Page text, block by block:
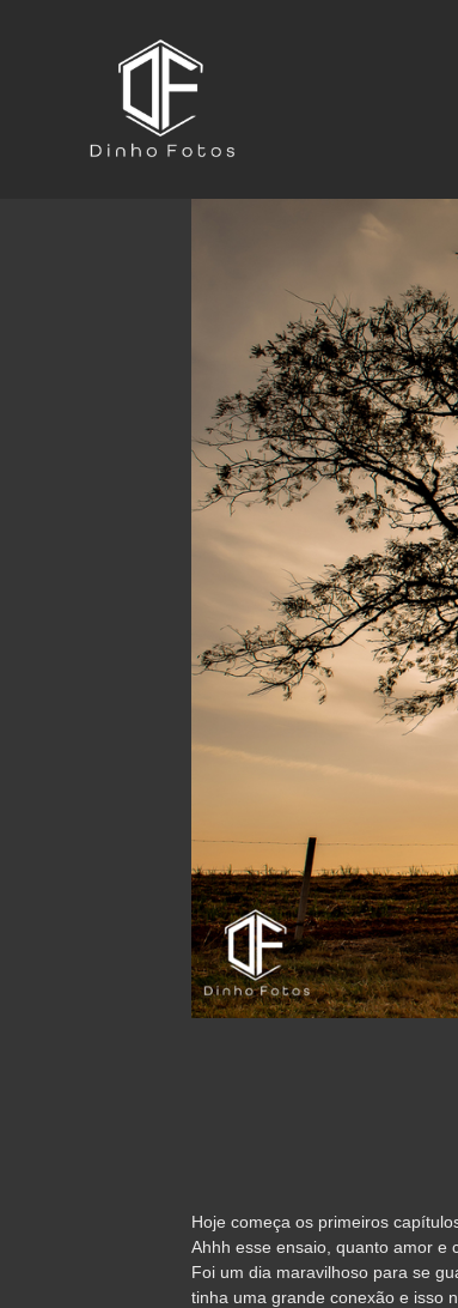
Hoje começa os primeiros
Ahhh esse ensaio, quanto amor e
Foi um dia maravilhoso para se
tinha uma grande conexão e isso